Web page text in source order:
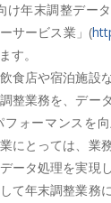
け年末調整デー
サービス業」(
す。
食店や宿泊施設
整業務を、デー
フォーマンスを
にとっては、業
ータ処理を実現
て年末調整業務